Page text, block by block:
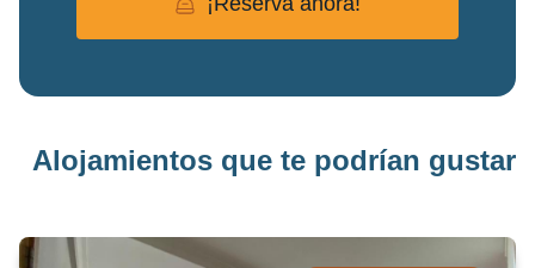
Alojamientos que te podrían gustar